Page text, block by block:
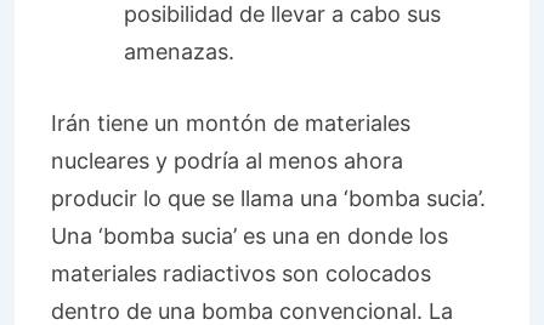
posibilidad de llevar a cabo sus
amenazas.
Irán tiene un montón de materiales
nucleares y podría al menos ahora
producir lo que se llama una ‘bomba sucia’.
Una ‘bomba sucia’ es una en donde los
materiales radiactivos son colocados
dentro de una bomba convencional. La